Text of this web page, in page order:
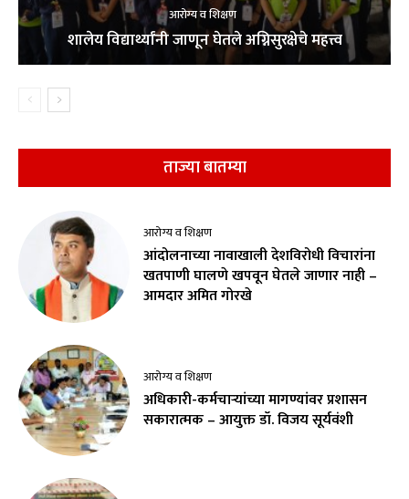
आरोग्य व शिक्षण
शालेय विद्यार्थ्यांनी जाणून घेतले अग्निसुरक्षेचे महत्त्व
ताज्या बातम्या
आरोग्य व शिक्षण
आंदोलनाच्या नावाखाली देशविरोधी विचारांना
खतपाणी घालणे खपवून घेतले जाणार नाही –
आमदार अमित गोरखे
आरोग्य व शिक्षण
अधिकारी-कर्मचाऱ्यांच्या मागण्यांवर प्रशासन
सकारात्मक – आयुक्त डॉ. विजय सूर्यवंशी